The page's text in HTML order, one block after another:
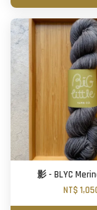
影 - BLYC
NT$